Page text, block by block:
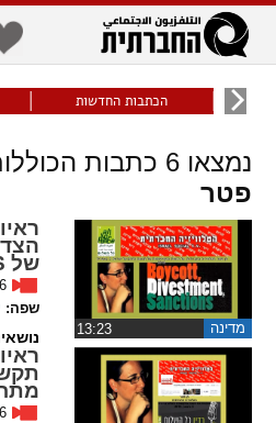
כללי
visibility_off
ביטול הבהובים
keyboard
ניווט מקלדת
זום
zoom_out
התרחק
גופנים
הכתבות החדשות
נמצאו6 כתבות
פטר
מדינה
של BDS
שפה: